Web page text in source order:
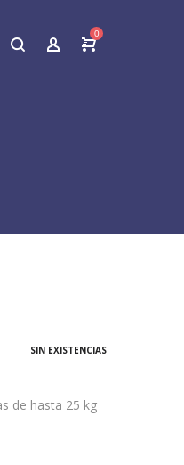
0
SIN EXISTENCIAS
de hasta 25 kg